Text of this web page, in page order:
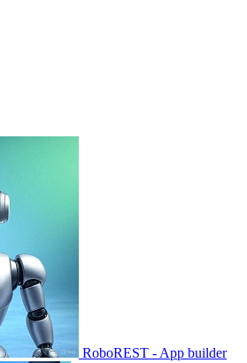
RoboREST - App builder